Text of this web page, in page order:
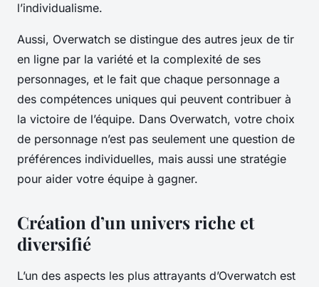
l’individualisme.
Aussi, Overwatch se distingue des autres jeux de tir
en ligne par la variété et la complexité de ses
personnages, et le fait que chaque personnage a
des compétences uniques qui peuvent contribuer à
la victoire de l’équipe. Dans Overwatch, votre choix
de personnage n’est pas seulement une question de
préférences individuelles, mais aussi une stratégie
pour aider votre équipe à gagner.
Création d’un univers riche et
diversifié
L’un des aspects les plus attrayants d’Overwatch est